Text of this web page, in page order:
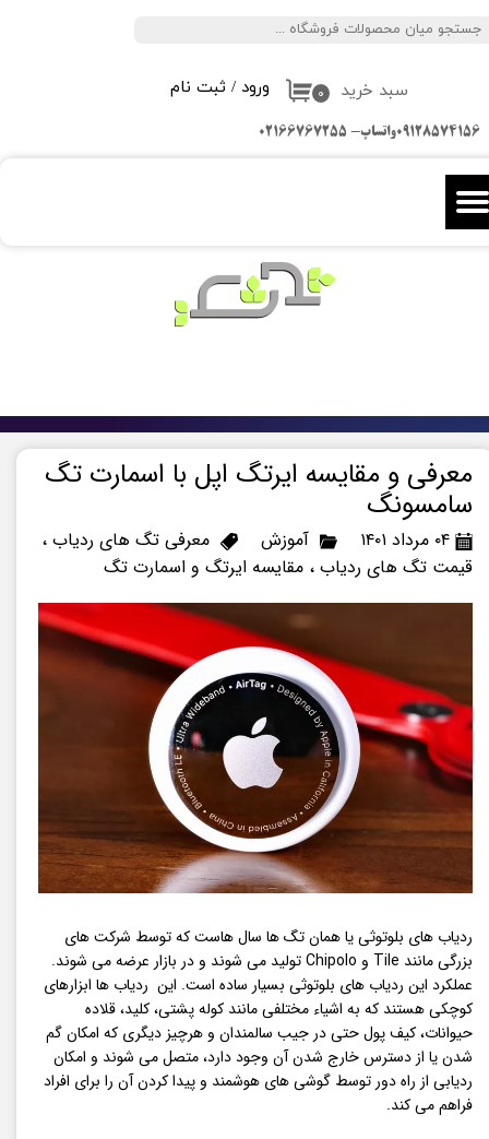
ورود / ثبت نام
تغییر گذر واژه
سفارشات
خروج از حساب کاربری
۰ سبد خرید
معرفی و مقایسه ایرتگ اپل با اسمارت تگ
سامسونگ
۰۴ مرداد ۱۴۰۱ آموزش معرفی تگ های ردیاب ،
قیمت تگ های ردیاب ، مقایسه ایرتگ و اسمارت تگ
ردیاب های بلوتوثی یا همان تگ ها سال هاست که توسط شرکت های
بزرگی مانند Tile و Chipolo تولید می شوند و در بازار عرضه می شوند.
عملکرد این ردیاب های بلوتوثی بسیار ساده است. این ردیاب ها ابزارهای
کوچکی هستند که به اشیاء مختلفی مانند کوله پشتی، کلید، قلاده
حیوانات، کیف پول حتی در جیب سالمندان و هرچیز دیگری که امکان گم
شدن یا از دسترس خارج شدن آن وجود دارد، متصل می شوند و امکان
ردیابی از راه دور توسط گوشی های هوشمند و پیدا کردن آن را برای افراد
فراهم می کند.